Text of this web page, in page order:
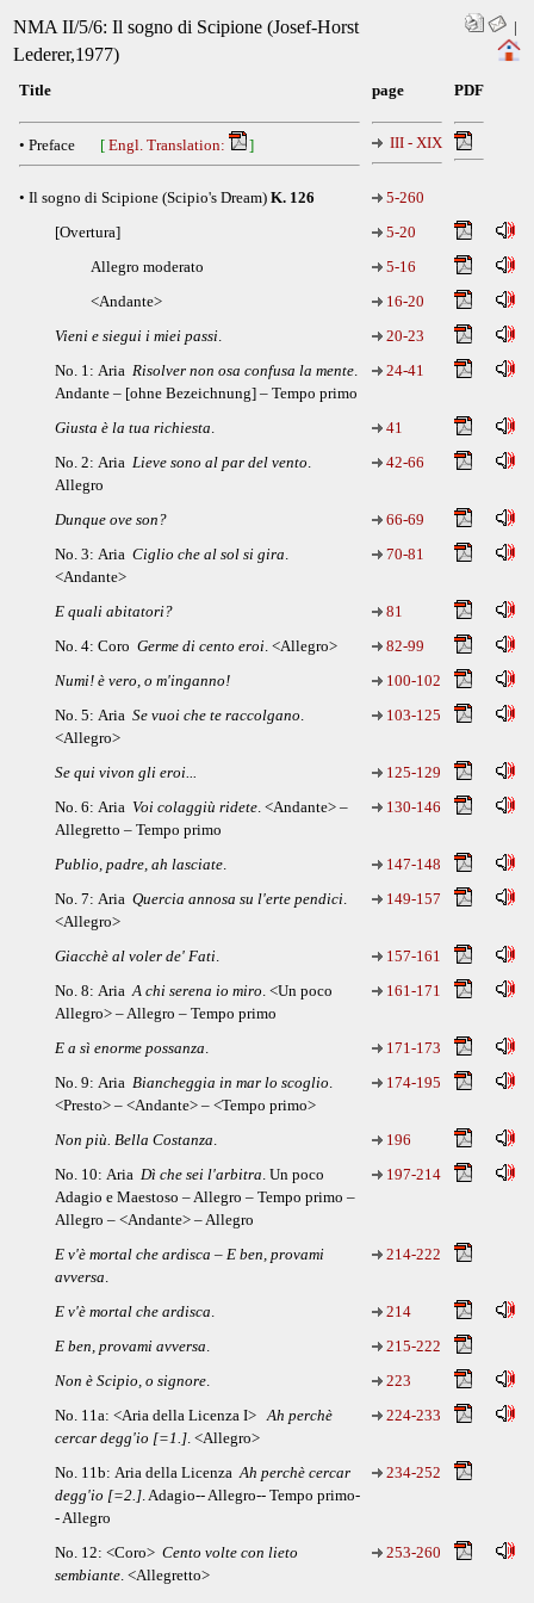
NMA II/5/6: Il sogno di Scipione (Josef-Horst
Lederer,1977)
|
Title page PDF
• Preface [ Engl. Translation: ] III - XIX
• Il sogno di Scipione (Scipio's Dream) K. 126
5-260
[Overtura]
5-20
Allegro moderato
5-16
<Andante>
16-20
Vieni e siegui i miei passi.
20-23
No. 1: Aria Risolver non osa confusa la mente.
Andante – [ohne Bezeichnung] – Tempo primo
24-41
Giusta è la tua richiesta.
41
No. 2: Aria Lieve sono al par del vento.
Allegro
42-66
Dunque ove son?
66-69
No. 3: Aria Ciglio che al sol si gira.
<Andante>
70-81
E quali abitatori?
81
No. 4: Coro Germe di cento eroi. <Allegro>
82-99
Numi! è vero, o m'inganno!
100-102
No. 5: Aria Se vuoi che te raccolgano.
<Allegro>
103-125
Se qui vivon gli eroi...
125-129
No. 6: Aria Voi colaggiù ridete. <Andante> –
Allegretto – Tempo primo
130-146
Publio, padre, ah lasciate.
147-148
No. 7: Aria Quercia annosa su l'erte pendici.
<Allegro>
149-157
Giacchè al voler de' Fati.
157-161
No. 8: AriaA chi serena io miro. <Un poco
Allegro> – Allegro – Tempo primo
161-171
E a sì enorme possanza.
171-173
No. 9: Aria Biancheggia in mar lo scoglio.
<Presto> – <Andante> – <Tempo primo>
174-195
Non più. Bella Costanza.
196
No. 10: Aria Dì che sei l'arbitra. Un poco
Adagio e Maestoso – Allegro – Tempo primo –
Allegro – <Andante> – Allegro
197-214
E v'è mortal che ardisca – E ben, provami
avversa.
214-222
E v'è mortal che ardisca.
214
E ben, provami avversa.
215-222
Non è Scipio, o signore.
223
No. 11a: <Aria della Licenza I>Ah perchè
cercar degg'io [=1.]. <Allegro>
224-233
No. 11b: Aria della LicenzaAh perchè cercar
degg'io [=2.]. Adagio-- Allegro-- Tempo primo-
- Allegro
234-252
No. 12: <Coro> Cento volte con lieto
sembiante. <Allegretto>
253-260